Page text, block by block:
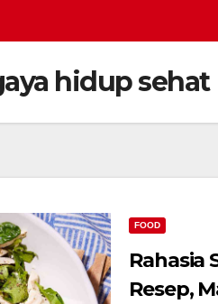
hidup sehat
FOOD
Rahasia
Resep,